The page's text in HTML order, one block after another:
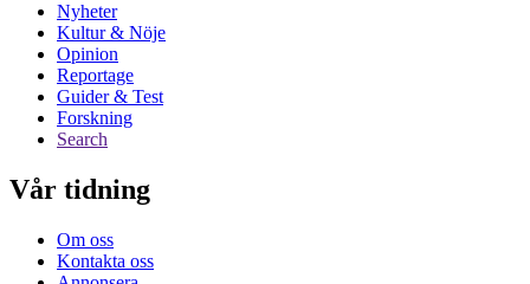
Nyheter
Kultur & Nöje
Opinion
Reportage
Guider & Test
Forskning
Search
Vår tidning
Om oss
Kontakta oss